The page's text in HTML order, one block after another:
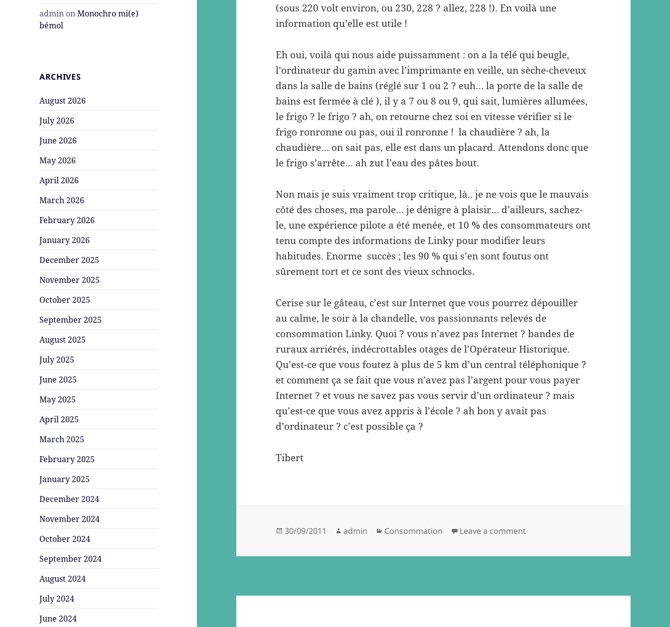
admin onMonochro mi(e)
bémol
ARCHIVES
August 2026
July 2026
June 2026
May 2026
April 2026
March 2026
February 2026
January 2026
December 2025
November 2025
October 2025
September 2025
August 2025
July 2025
June 2025
May 2025
April 2025
March 2025
February 2025
January 2025
December 2024
November 2024
October 2024
September 2024
August 2024
July 2024
June 2024
(sous 220 volt environ, ou 230, 228 ? allez, 228 !). En voilà une
information qu’elle est utile !
Eh oui, voilà qui nous aide puissamment : on a la télé qui beugle,
l’ordinateur du gamin avec l’imprimante en veille, un sèche-cheveux
dans la salle de bains (réglé sur 1 ou 2 ? euh… la porte de la salle de
bains est fermée à clé ), il y a 7 ou 8 ou 9, qui sait, lumières allumées,
le frigo ? le frigo ? ah, on retourne chez soi en vitesse vérifier si le
frigo ronronne ou pas, oui il ronronne ! la chaudière ? ah, la
chaudière… on sait pas, elle est dans un placard. Attendons donc que
le frigo s’arrête… ah zut l’eau des pâtes bout.
Non mais je suis vraiment trop critique, là.. je ne vois que le mauvais
côté des choses, ma parole… je dénigre à plaisir… d’ailleurs, sachez-
le, une expérience pilote a été menée, et 10 % des consommateurs ont
tenu compte des informations de Linky pour modifier leurs
habitudes. Enorme succès ; les 90 % qui s’en sont foutus ont
sûrement tort et ce sont des vieux schnocks.
Cerise sur le gâteau, c’est sur Internet que vous pourrez dépouiller
au calme, le soir à la chandelle, vos passionnants relevés de
consommation Linky. Quoi ? vous n’avez pas Internet ? bandes de
ruraux arriérés, indécrottables otages de l’Opérateur Historique.
Qu’est-ce que vous foutez à plus de 5 km d’un central téléphonique ?
et comment ça se fait que vous n’avez pas l’argent pour vous payer
Internet ? et vous ne savez pas vous servir d’un ordinateur ? mais
qu’est-ce que vous avez appris à l’école ? ah bon y avait pas
d’ordinateur ? c’est possible ça ?
Tibert
Posted
30/09/2011 Author
admin Categories
Consommation Leave a commenton Le temps réel, au bout du couloir